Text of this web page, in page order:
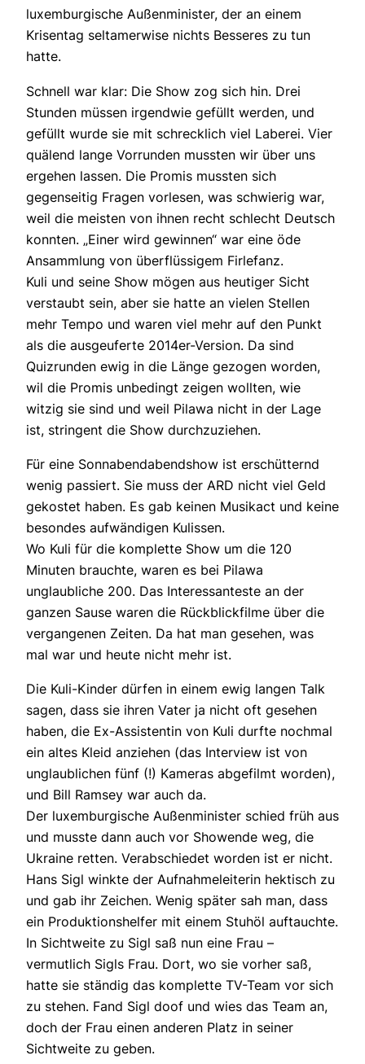
luxemburgische Außenminister, der an einem
Krisentag seltamerwise nichts Besseres zu tun
hatte.
Schnell war klar: Die Show zog sich hin. Drei
Stunden müssen irgendwie gefüllt werden, und
gefüllt wurde sie mit schrecklich viel Laberei. Vier
quälend lange Vorrunden mussten wir über uns
ergehen lassen. Die Promis mussten sich
gegenseitig Fragen vorlesen, was schwierig war,
weil die meisten von ihnen recht schlecht Deutsch
konnten. „Einer wird gewinnen“ war eine öde
Ansammlung von überflüssigem Firlefanz.
Kuli und seine Show mögen aus heutiger Sicht
verstaubt sein, aber sie hatte an vielen Stellen
mehr Tempo und waren viel mehr auf den Punkt
als die ausgeuferte 2014er-Version. Da sind
Quizrunden ewig in die Länge gezogen worden,
wil die Promis unbedingt zeigen wollten, wie
witzig sie sind und weil Pilawa nicht in der Lage
ist, stringent die Show durchzuziehen.
Für eine Sonnabendabendshow ist erschütternd
wenig passiert. Sie muss der ARD nicht viel Geld
gekostet haben. Es gab keinen Musikact und keine
besondes aufwändigen Kulissen.
Wo Kuli für die komplette Show um die 120
Minuten brauchte, waren es bei Pilawa
unglaubliche 200. Das Interessanteste an der
ganzen Sause waren die Rückblickfilme über die
vergangenen Zeiten. Da hat man gesehen, was
mal war und heute nicht mehr ist.
Die Kuli-Kinder dürfen in einem ewig langen Talk
sagen, dass sie ihren Vater ja nicht oft gesehen
haben, die Ex-Assistentin von Kuli durfte nochmal
ein altes Kleid anziehen (das Interview ist von
unglaublichen fünf (!) Kameras abgefilmt worden),
und Bill Ramsey war auch da.
Der luxemburgische Außenminister schied früh aus
und musste dann auch vor Showende weg, die
Ukraine retten. Verabschiedet worden ist er nicht.
Hans Sigl winkte der Aufnahmeleiterin hektisch zu
und gab ihr Zeichen. Wenig später sah man, dass
ein Produktionshelfer mit einem Stuhöl auftauchte.
In Sichtweite zu Sigl saß nun eine Frau –
vermutlich Sigls Frau. Dort, wo sie vorher saß,
hatte sie ständig das komplette TV-Team vor sich
zu stehen. Fand Sigl doof und wies das Team an,
doch der Frau einen anderen Platz in seiner
Sichtweite zu geben.